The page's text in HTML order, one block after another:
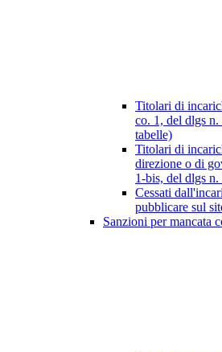
Titolari di
co. 1, del dlgs
tabelle)
Titolari di
direzione o di
1-bis, del dlgs
Cessati
pubblicare sul
Sanzioni per mancata